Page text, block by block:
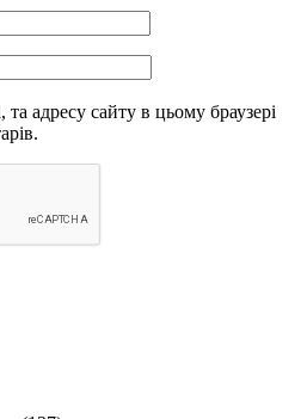
адресу сайту в цьому браузері